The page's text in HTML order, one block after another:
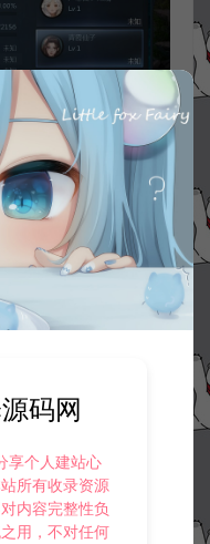
码网
享个人建站心
所有收录资源
内容完整性负
用，不对任何